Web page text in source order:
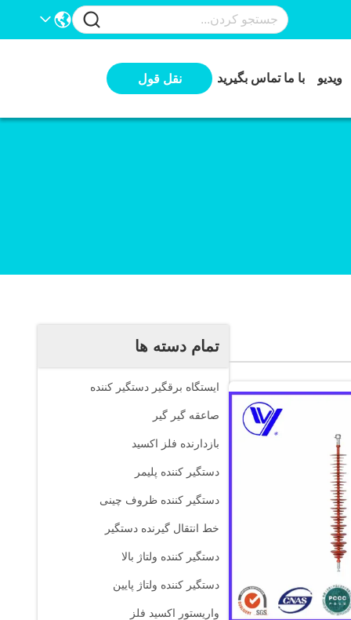
ویدیو با ما تماس بگیرید نقل قول
تمام دسته ها
ایستگاه برقگیر دستگیر کننده
صاعقه گیر گیر
بازدارنده فلز اکسید
دستگیر کننده پلیمر
دستگیر کننده ظروف چینی
خط انتقال گیرنده دستگیر
دستگیر کننده ولتاژ بالا
دستگیر کننده ولتاژ پایین
واریستور اکسید فلز